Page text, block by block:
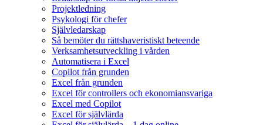
Projektledning
Psykologi för chefer
Självledarskap
Så bemöter du rättshaveristiskt beteende
Verksamhetsutveckling i vården
Automatisera i Excel
Copilot från grunden
Excel från grunden
Excel för controllers och ekonomiansvariga
Excel med Copilot
Excel för självlärda